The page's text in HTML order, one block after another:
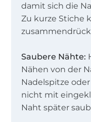
damit sich die
Zu kurze Stiche
Saubere Nähte:
Nähen von der
Nadelspitze
nicht mit
Naht später